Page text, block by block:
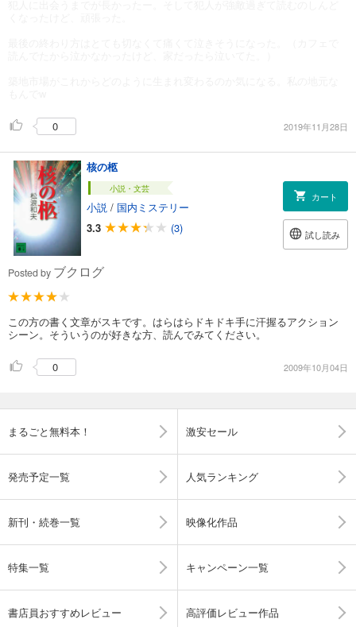
0 2019年11月28日
核の柩
小説・文芸
小説 / 国内ミステリー
3.3
(3)
カート
試し読み
Posted by ブクログ
この方の書く文章がスキです。はらはらドキドキ手に汗握るアクション
シーン。そういうのが好きな方、読んでみてください。
0 2009年10月04日
まるごと無料本！ 激安セール
発売予定一覧 人気ランキング
新刊・続巻一覧 映像化作品
特集一覧 キャンペーン一覧
書店員おすすめレビュー 高評価レビュー作品